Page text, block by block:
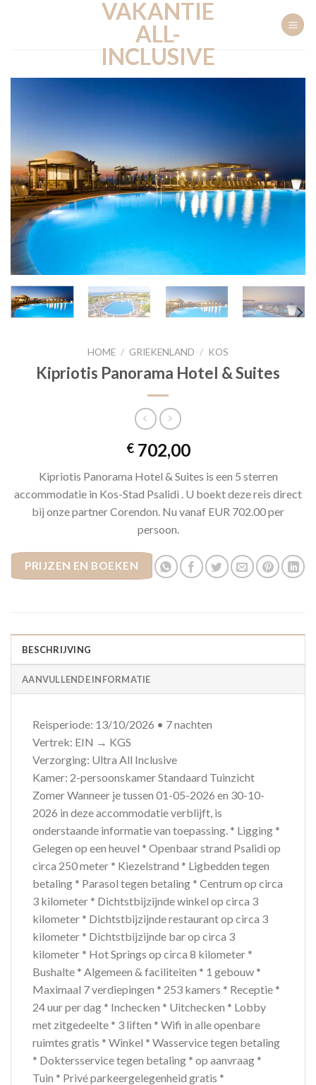
VAKANTIE
ALL-
INCLUSIVE
HOME / GRIEKENLAND / KOS
Kipriotis Panorama Hotel & Suites
€702,00
Kipriotis Panorama Hotel & Suites is een 5 sterren
accommodatie in Kos-Stad Psalidi . U boekt deze reis direct
bij onze partner Corendon. Nu vanaf EUR 702.00 per
persoon.
PRIJZEN EN BOEKEN
BESCHRIJVING
AANVULLENDE INFORMATIE
Reisperiode: 13/10/2026 • 7 nachten
Vertrek: EIN → KGS
Verzorging: Ultra All Inclusive
Kamer: 2-persoonskamer Standaard Tuinzicht
Zomer Wanneer je tussen 01-05-2026 en 30-10-
2026 in deze accommodatie verblijft, is
onderstaande informatie van toepassing. * Ligging *
Gelegen op een heuvel * Openbaar strand Psalidi op
circa 250 meter * Kiezelstrand * Ligbedden tegen
betaling * Parasol tegen betaling * Centrum op circa
3 kilometer * Dichtstbijzijnde winkel op circa 3
kilometer * Dichtstbijzijnde restaurant op circa 3
kilometer * Dichtstbijzijnde bar op circa 3
kilometer * Hot Springs op circa 8 kilometer *
Bushalte * Algemeen & faciliteiten * 1 gebouw *
Maximaal 7 verdiepingen * 253 kamers * Receptie *
24 uur per dag * Inchecken * Uitchecken * Lobby
met zitgedeelte * 3 liften * Wifi in alle openbare
ruimtes gratis * Winkel * Wasservice tegen betaling
* Doktersservice tegen betaling * op aanvraag *
Tuin * Privé parkeergelegenheid gratis *